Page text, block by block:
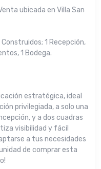
ubicada en Villa San
1 Recepción,
1 Bodega.
estratégica, ideal
privilegiada, a solo una
y a dos cuadras
visibilidad y fácil
a tus necesidades
de comprar esta